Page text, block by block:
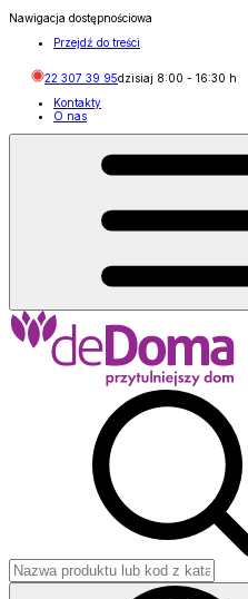
Nawigacja dostępnościowa
Przejdź do treści
22 307 39 95dzisiaj 8:00 - 16:30 h
Kontakty
O nas